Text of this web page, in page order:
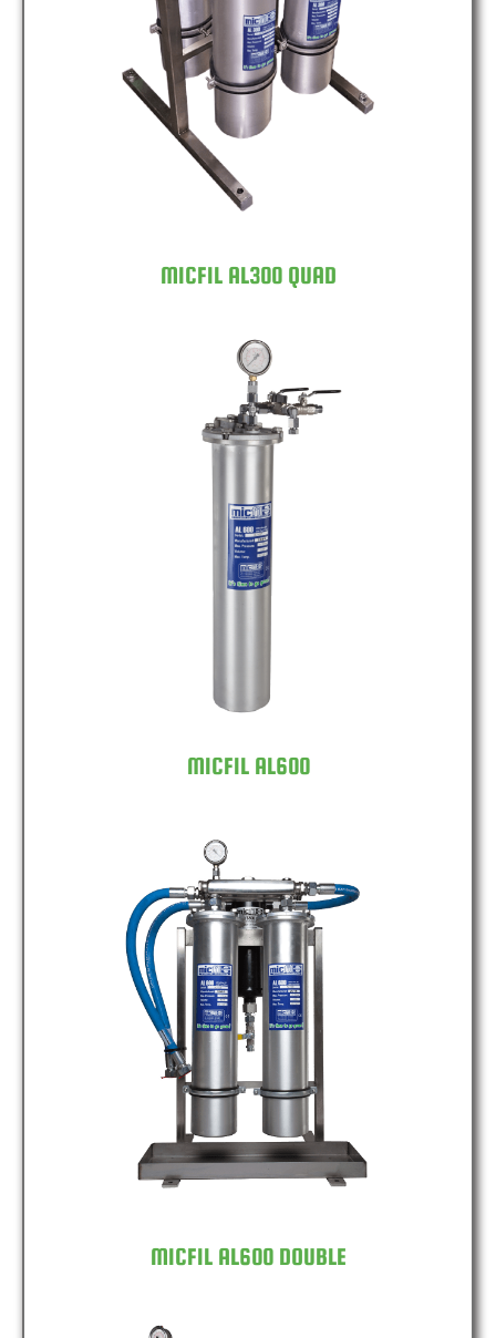
MICFIL AL300 QUAD
MICFIL AL300 QUAD
MICFIL AL600
MICFIL AL600
MICFIL AL600 DOUBLE
MICFIL AL600 DOUBLE